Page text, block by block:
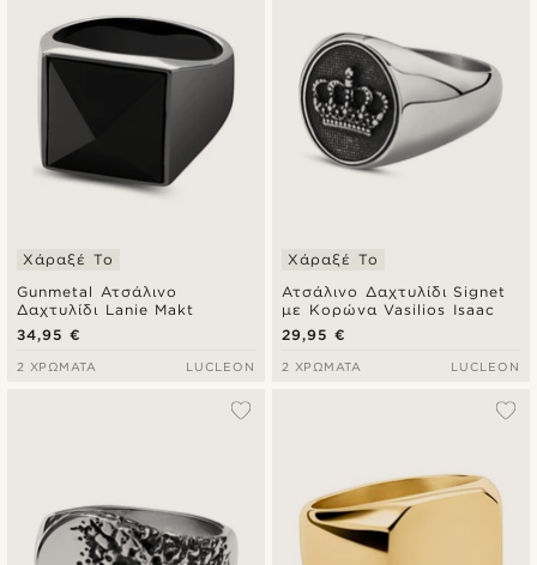
Gunmetal Ατσάλινο
Δαχτυλίδι Lanie Makt
Χάραξέ Το
34,95 €
2 ΧΡΏΜΑΤΑ LUCLEON
Ατσάλινο Δαχτυλίδι Signet
με Κορώνα Vasilios Isaac
Χάραξέ Το
29,95 €
2 ΧΡΏΜΑΤΑ LUCLEON